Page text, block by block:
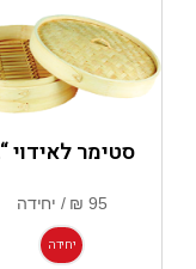
סטימר לאידוי “12
יחידה